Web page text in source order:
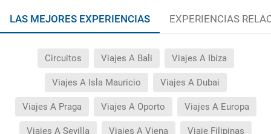
LAS MEJORES EXPERIENCIAS EXPERIENCIAS
Circuitos Viajes A Bali Viajes A Ibiza
Viajes A Isla Mauricio Viajes A Dubai
Viajes A Praga Viajes A Oporto Viajes A Europa
Viajes A Sevilla Viajes A Viena Viaje Filipinas